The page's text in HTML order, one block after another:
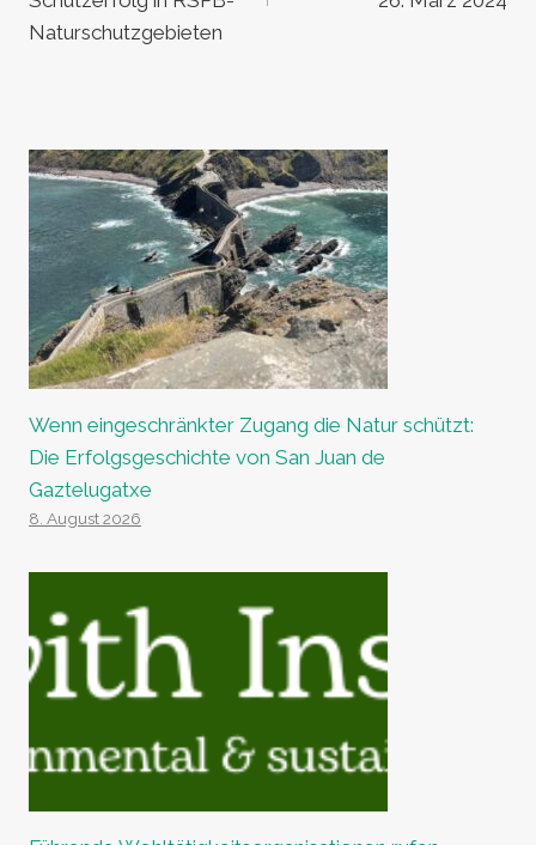
Naturschutzgebieten
Wenn eingeschränkter Zugang die Natur schützt:
Die Erfolgsgeschichte von San Juan de
Gaztelugatxe
8. August 2026